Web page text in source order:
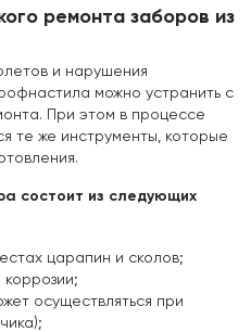
ремонта заборов из
и нарушения
можно устранить с
При этом в процессе
те же инструменты, которые
состоит из следующих
царапин и сколов;
осуществляться при